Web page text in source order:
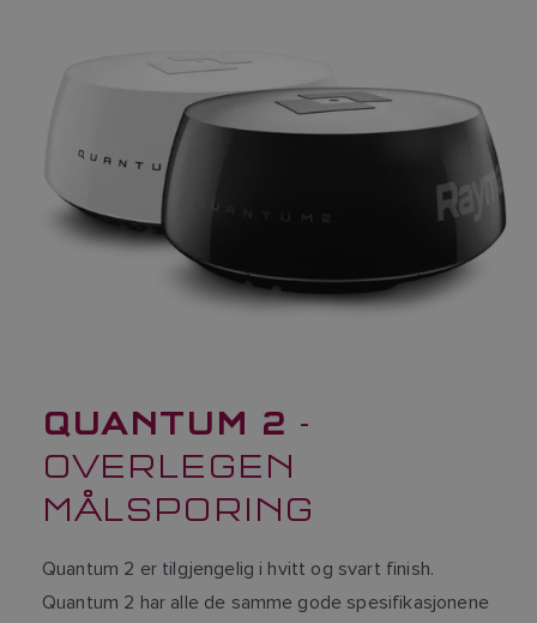
QUANTUM 2 -
OVERLEGEN
MÅLSPORING
Quantum 2 er tilgjengelig i hvitt og svart finish.
Quantum 2 har alle de samme gode spesifikasjonene